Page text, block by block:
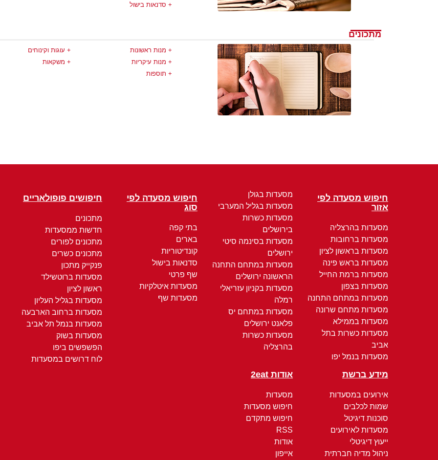
סדנאות בישול
מתכונים
מנות ראשונות
מנות עיקריות
תוספות
עוגות וקינוחים
משקאות
חיפוש מסעדה לפי
אזור
מסעדות בהרצליה
מסעדות ברחובות
מסעדות בראשון לציון
מסעדות בראש פינה
מסעדות ברמת החייל
מסעדות בצפון
מסעדות במתחם התחנה
מסעדות מתחם שרונה
מסעדות בממילא
מסעדות כשרות בתל
אביב
מסעדות בנמל יפו
מסעדות בגולן
מסעדות בגליל המערבי
מסעדות כשרות
בירושלים
מסעדות בסינמה סיטי
ירושלים
מסעדות במתחם התחנה
הראשונה ירושלים
מסעדות בקניון עזריאלי
רמלה
מסעדות במתחם יס
פלאנט ירושלים
מסעדות כשרות
בהרצליה
חיפוש מסעדה לפי
סוג
בתי קפה
בארים
קונדיטוריות
סדנאות בישול
שף פרטי
מסעדות איטלקיות
מסעדות שף
חיפושים פופולאריים
מתכונים
חדשות ממסעדות
מתכונים לפורים
מתכונים כשרים
פנקייק מתכון
מסעדות ברוטשילד
ראשון לציון
מסעדות בגליל העליון
מסעדות ברחוב הארבעה
מסעדות בנמל תל אביב
מסעדות בשוק
הפשפשים ביפו
לוח דרושים במסעדות
מידע ברשת
אירועים במסעדות
שמות לכלבים
סוכנות דיגיטל
מסעדות לאירועים
ייעוץ דיגיטלי
ניהול מדיה חברתית
אודות 2eat
מסעדות
חיפוש מסעדות
חיפוש מתקדם
RSS
אודות
אייפון